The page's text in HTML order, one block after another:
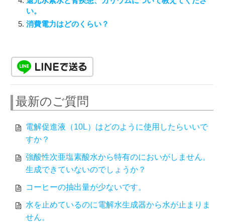
い。
消費電力はどのくらい？
最新のご質問
電解促進液（10L）はどのように使用したらいいで
すか？
強酸性次亜塩素酸水から特有のにおいがしません。
生成できていないのでしょうか？
コーヒーの抽出量が少ないです。
水を止めているのに電解水生成器から水が止まりま
せん。